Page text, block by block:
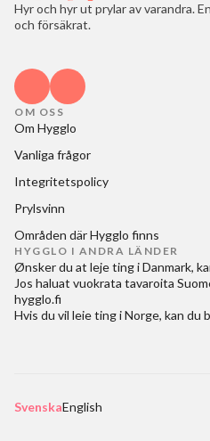
Hyr och hyr ut prylar av varandra.
och försäkrat.
OM OSS
Om Hygglo
Vanliga frågor
Integritetspolicy
Prylsvinn
Områden där Hygglo finns
HYGGLO I ANDRA LÄNDER
Ønsker du at leje ting i Danmark,
Jos haluat vuokrata tavaroita
hygglo.fi
Hvis du vil leie ting i Norge, kan du
SvenskaEnglish